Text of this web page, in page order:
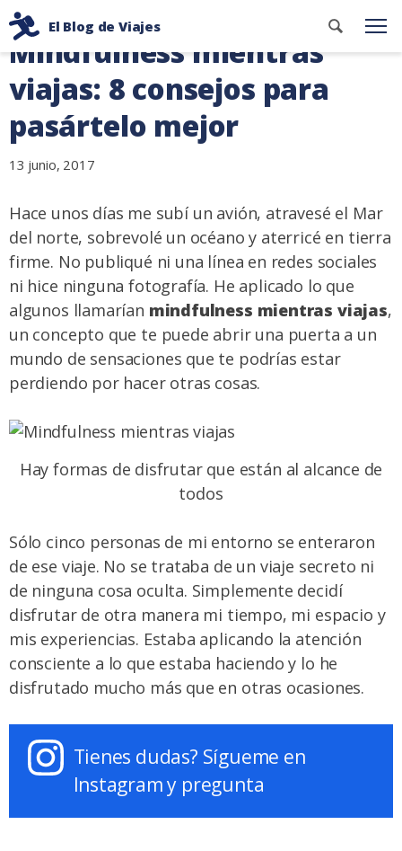
contenido
El Blog de Viajes
Consejos
viaje
de
dos
mochileros
Buscar
Mindfulness mientras
viajas: 8 consejos para
pasártelo mejor
13 junio, 2017
Hace unos días me subí un avión, atravesé el Mar
del norte, sobrevolé un océano y aterricé en tierra
firme. No publiqué ni una línea en redes sociales
ni hice ninguna fotografía. He aplicado lo que
algunos llamarían mindfulness mientras viajas,
un concepto que te puede abrir una puerta a un
mundo de sensaciones que te podrías estar
perdiendo por hacer otras cosas.
Hay formas de disfrutar que están al alcance de
todos
Sólo cinco personas de mi entorno se enteraron
de ese viaje. No se trataba de un viaje secreto ni
de ninguna cosa oculta. Simplemente decidí
disfrutar de otra manera mi tiempo, mi espacio y
mis experiencias. Estaba aplicando la atención
consciente a lo que estaba haciendo y lo he
disfrutado mucho más que en otras ocasiones.
Tienes dudas? Sígueme en
Instagram y pregunta